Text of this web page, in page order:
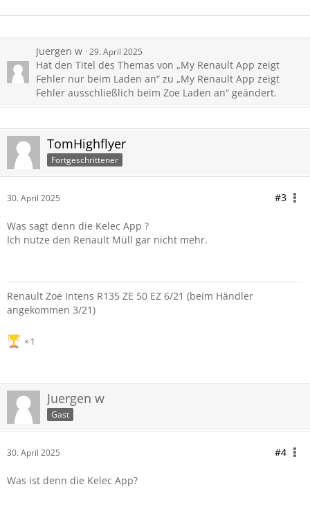
Juergen w 29. April 2025
Hat den Titel des Themas von „My Renault App zeigt
Fehler nur beim Laden an“ zu „My Renault App zeigt
Fehler ausschließlich beim Zoe Laden an“ geändert.
TomHighflyer
Fortgeschrittener
30. April 2025 #3
Was sagt denn die Kelec App ?
Ich nutze den Renault Müll gar nicht mehr.
Renault Zoe Intens R135 ZE 50 EZ 6/21 (beim Händler
angekommen 3/21)
1
Juergen w
Gast
30. April 2025 #4
Was ist denn die Kelec App?